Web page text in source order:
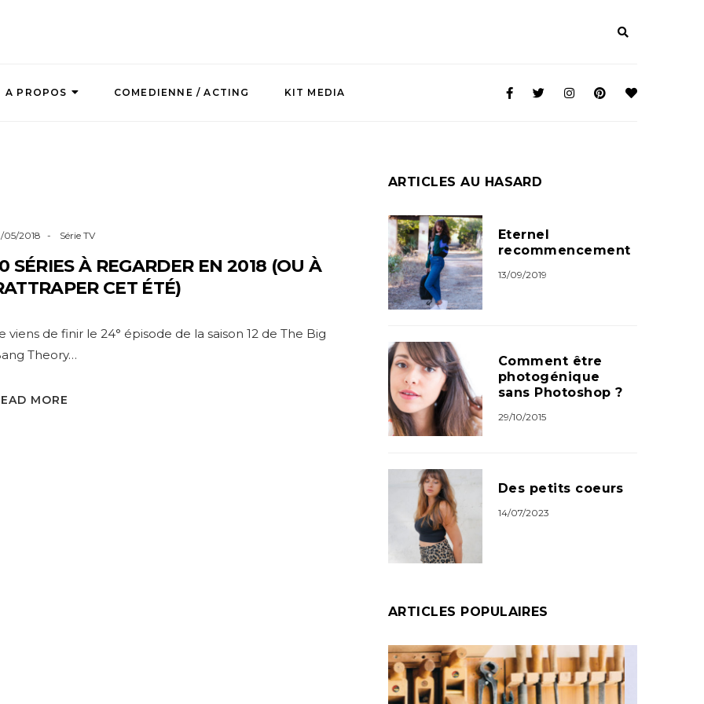
A PROPOS COMEDIENNE / ACTING KIT MEDIA
05/2018 Série TV
SÉRIES À REGARDER EN 2018 (OU À
CET ÉTÉ)
viens de finir le 24° épisode de la saison 12 de The Big
Theory…
MORE
ARTICLES AU HASARD
Eternel
recommencement
13/09/2019
Comment être
photogénique
sans Photoshop ?
29/10/2015
Des petits coeurs
14/07/2023
ARTICLES POPULAIRES